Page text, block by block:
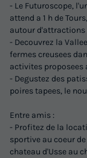
- Le Futuroscope,
attend a 1 h de
autour d'attractions
- Decouvrez la
fermes creusees
activites proposees
- Degustez des
poires tapees, le
Entre amis :
- Profitez de la
sportive au coeur
chateau d'Usse au